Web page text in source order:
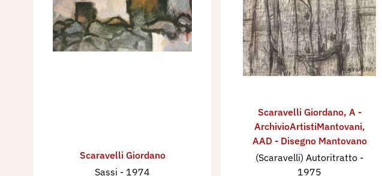
Scaravelli Giordano
Sassi - 1974
Scaravelli Giordano, A -
ArchivioArtistiMantovani,
AAD - Disegno Mantovano
(Scaravelli) Autoritratto -
1975